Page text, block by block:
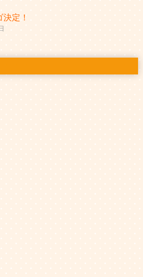
決定！